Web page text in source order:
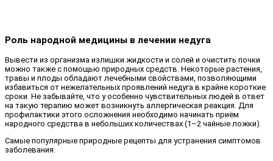
Роль народной медицины в лечении недуга
Вывести из организма излишки жидкости и солей и очистить почки
можно также с помощью природных средств. Некоторые растения,
травы и плоды обладают лечебными свойствами, позволяющими
избавиться от нежелательных проявлений недуга в крайне короткие
сроки. Не забывайте, что у особенно чувствительных людей в ответ
на такую терапию может возникнуть аллергическая реакция. Для
профилактики этого осложнения необходимо начинать приём
народного средства в небольших количествах (1–2 чайные ложки).
Самые популярные природные рецепты для устранения симптомов
заболевания: